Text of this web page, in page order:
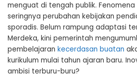
menguat di tengah publik.
seringnya perubahan kebijakan
sporadis. Belum rampung adaptasi
Merdeka, kini pemerintah
pembelajaran kecerdasan buatan
kurikulum mulai tahun ajaran baru.
ambisi terburu-buru?